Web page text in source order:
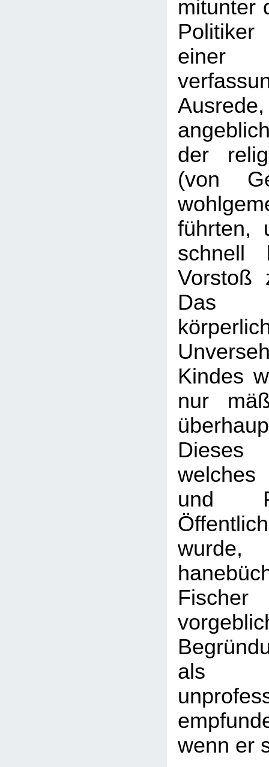
mitunter
der
(von
führten,
schnell
Vorstoß
Das
Kindes
nur
und
als
wenn er